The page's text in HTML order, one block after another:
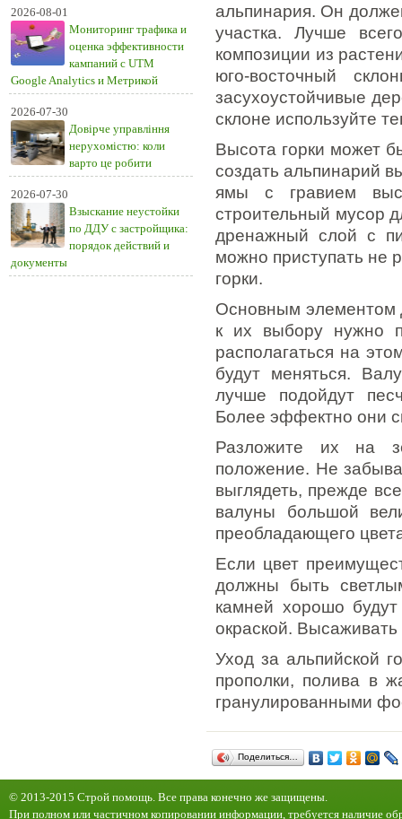
2026-08-01
Мониторинг трафика и
оценка эффективности
кампаний с UTM
Google Analytics и Метрикой
2026-07-30
Довірче управління
нерухомістю: коли
варто це робити
2026-07-30
Взыскание неустойки
по ДДУ с застройщика:
порядок действий и
документы
альпинария. Он
участка. Лучше
композиции из
юго-восточный
засухоустойчивые
склоне используйте
Высота горки может
создать альпинарий
ямы с гравием
строительный мусор
дренажный слой с
можно приступать не
горки.
Основным элементом
к их выбору нужно
располагаться на
будут меняться.
лучше подойдут
Более эффектно они
Разложите их на
положение. Не
выглядеть, прежде
валуны большой
преобладающего
Если цвет
должны быть
камней хорошо
окраской.
Уход за альпийской
прополки, полива в
гранулированными
Поделиться…
© 2013-2015 Строй помощь. Все права конечно же защищены.
При полном или частичном копировании информации, требуется наличие